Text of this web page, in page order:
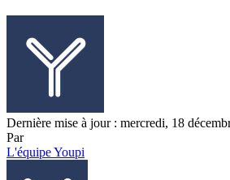
Dernière mise à jour : mercredi, 18
Par
L'équipe Youpi